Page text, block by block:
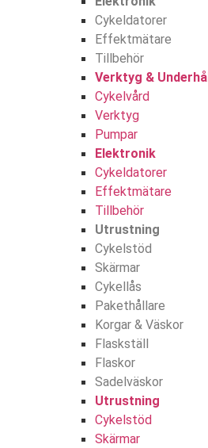
Cykeldatorer
Effektmätare
Tillbehör
Verktyg & Underhåll
Cykelvård
Verktyg
Pumpar
Elektronik
Cykeldatorer
Effektmätare
Tillbehör
Utrustning
Cykelstöd
Skärmar
Cykellås
Pakethållare
Korgar & Väskor
Flaskställ
Flaskor
Sadelväskor
Utrustning
Cykelstöd
Skärmar